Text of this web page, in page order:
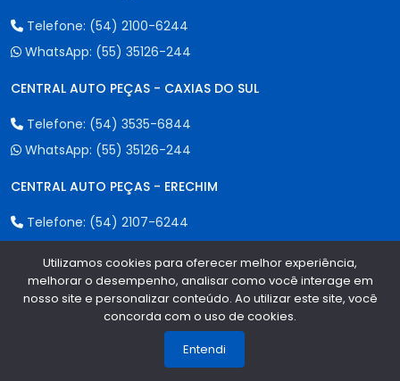
Telefone: (54) 2100-6244
WhatsApp: (55) 35126-244
CENTRAL AUTO PEÇAS - CAXIAS DO SUL
Telefone: (54) 3535-6844
WhatsApp: (55) 35126-244
CENTRAL AUTO PEÇAS - ERECHIM
Telefone: (54) 2107-6244
Formas de Pagamento
Utilizamos cookies para oferecer melhor experiência,
melhorar o desempenho, analisar como você interage em
nosso site e personalizar conteúdo. Ao utilizar este site, você
concorda com o uso de cookies.
Entendi